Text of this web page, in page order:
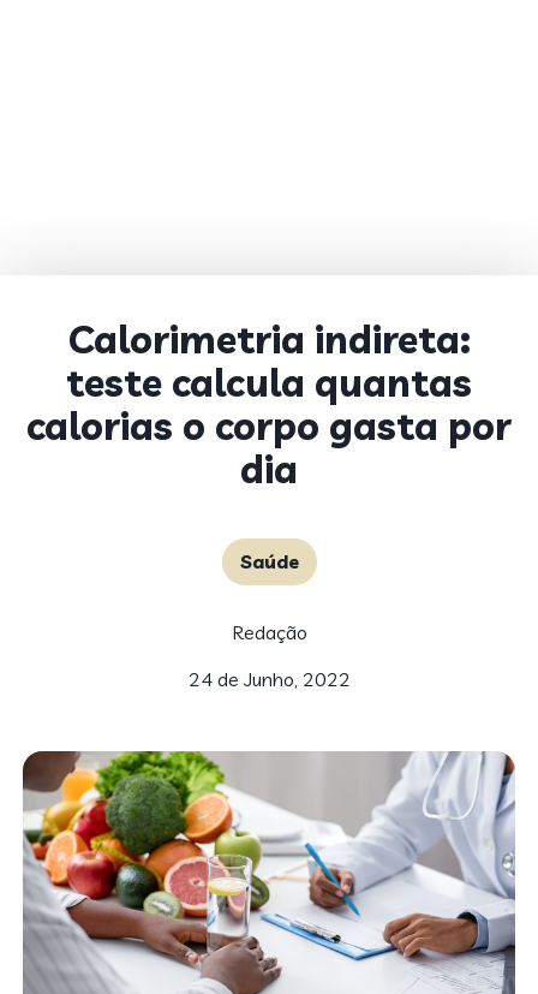
Calorimetria indireta:
teste calcula quantas
calorias o corpo gasta por
dia
Saúde
Redação
24 de Junho, 2022